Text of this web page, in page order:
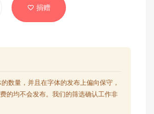
捐赠
数量，并且在字体的发布上偏向保守，
的均不会发布。我们的筛选确认工作非